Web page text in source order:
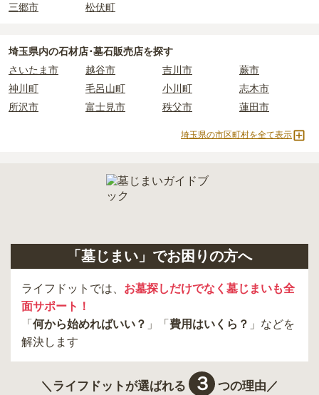
三郷市
松伏町
埼玉県内の石材店･墓石販売店を探す
さいたま市
越谷市 吉川市
蕨市
神川町
毛呂山町 小川町
志木市
所沢市
富士見市 秩父市 蓮田市
埼玉県の市区町村を全て表示
「墓じまい」でお困りの方へ
ライフドットでは、 お墓探しだけでなく墓じまいも全
面サポート！
「 何から始めればいい？ 」「 費用はいくら？ 」などを
解決します
＼ライフドットが選ばれる ３ つの理由／